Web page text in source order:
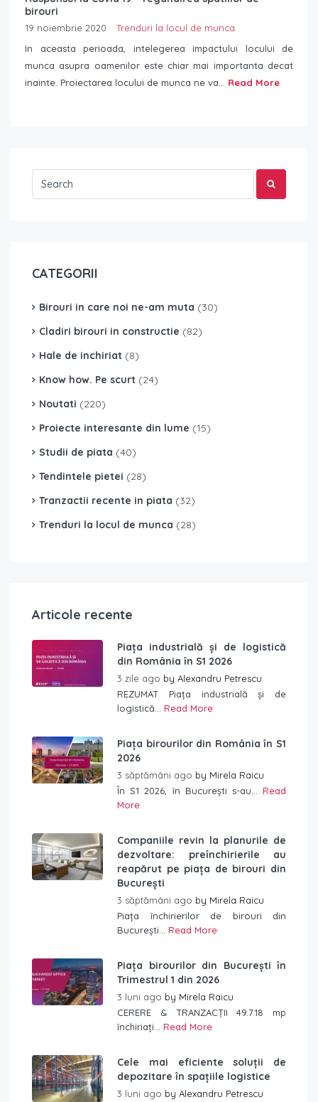
birouri
19 noiembrie 2020
Trenduri la locul de munca
In aceasta perioada, intelegerea impactului locului de
munca asupra oamenilor este chiar mai importanta decat
inainte. Proiectarea locului de munca ne va... Read More
CATEGORII
Birouri in care noi ne-am muta (30)
Cladiri birouri in constructie (82)
Hale de inchiriat (8)
Know how. Pe scurt (24)
Noutati (220)
Proiecte interesante din lume (15)
Studii de piata (40)
Tendintele pietei (28)
Tranzactii recente in piata (32)
Trenduri la locul de munca (28)
Articole recente
Piața industrială și de logistică
din România în S1 2026
3 zile ago by Alexandru Petrescu
REZUMAT Piața industrială și de
logistică... Read More
Piața birourilor din România în S1
2026
3 săptămâni ago by Mirela Raicu
În S1 2026, în București s-au... Read
More
Companiile revin la planurile de
dezvoltare: preînchirierile au
reapărut pe piața de birouri din
București
3 săptămâni ago by Mirela Raicu
Piața închirierilor de birouri din
București... Read More
Piața birourilor din București în
Trimestrul 1 din 2026
3 luni ago by Mirela Raicu
CERERE & TRANZACȚII 49.718 mp
închiriați... Read More
Cele mai eficiente soluții de
depozitare în spațiile logistice
3 luni ago by Alexandru Petrescu